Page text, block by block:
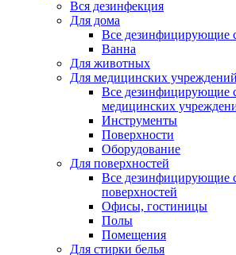
Вся дезинфекция
Для дома
Все дезинфицирующие
Ванна
Для животных
Для медицинских учреждений
Все дезинфицирующие
медицинских
Инструменты
Поверхности
Оборудование
Для поверхностей
Все дезинфицирующие
поверхностей
Офисы, гостиницы
Полы
Помещения
Для стирки белья